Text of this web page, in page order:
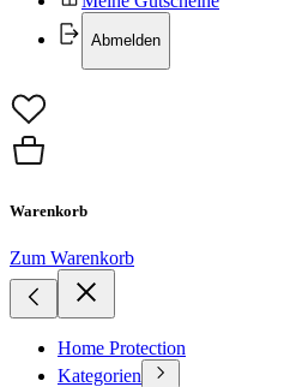
Abmelden
Warenkorb
Zum Warenkorb
Home Protection
Kategorien